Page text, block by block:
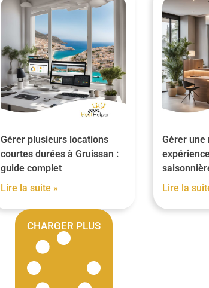
Gérer plusieurs locations
courtes durées à Gruissan :
guide complet
Lire la suite »
Gérer une
Lire la
CHARGER PLUS